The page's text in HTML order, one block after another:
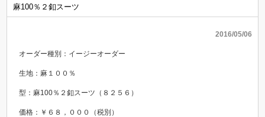
麻100％２釦スーツ
2016/05/06
オーダー種別：イージーオーダー
生地：麻１００％
型：麻100％２釦スーツ（８２５６）
価格：￥６８，０００（税別）